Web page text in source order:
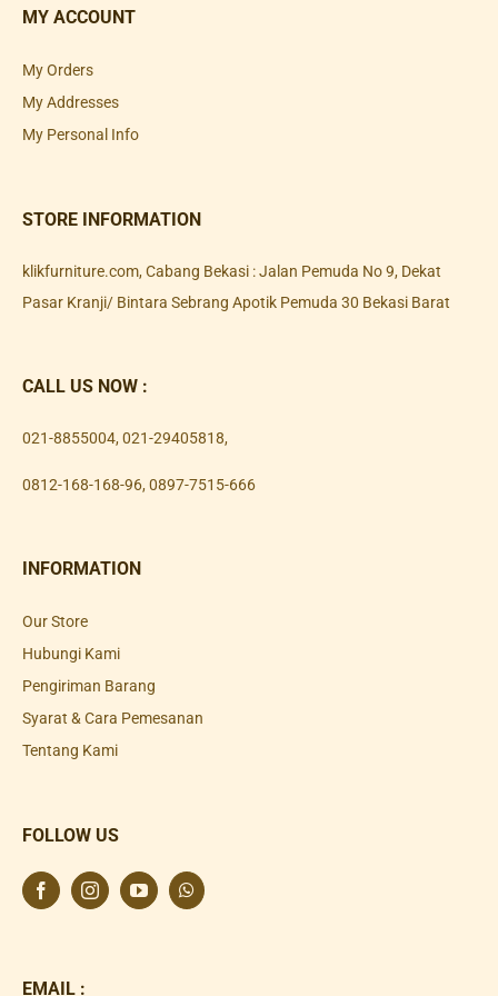
MY ACCOUNT
My Orders
My Addresses
My Personal Info
STORE INFORMATION
klikfurniture.com, Cabang Bekasi : Jalan Pemuda No 9, Dekat
Pasar Kranji/ Bintara Sebrang Apotik Pemuda 30 Bekasi Barat
CALL US NOW :
021-8855004, 021-29405818,
0812-168-168-96, 0897-7515-666
INFORMATION
Our Store
Hubungi Kami
Pengiriman Barang
Syarat & Cara Pemesanan
Tentang Kami
FOLLOW US
EMAIL :